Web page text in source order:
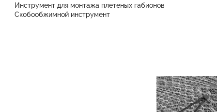
Инструмент для монтажа плетеных габионов
Скобообжимной инструмент